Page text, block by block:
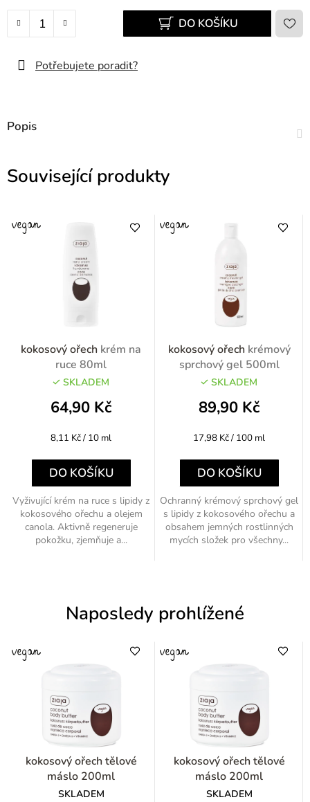
DO KOŠÍKU
Potřebujete poradit?
Popis
Související produkty
kokosový ořech krém na
ruce 80ml
SKLADEM
64,90 Kč
Měrná
8,11 Kč / 10 ml
DO KOŠÍKU
Vyživující krém na ruce s lipidy z
kokosového ořechu a olejem
canola. Aktivně regeneruje
pokožku, zjemňuje a...
kokosový ořech krémový
sprchový gel 500ml
SKLADEM
89,90 Kč
Měrná
17,98 Kč / 100 ml
DO KOŠÍKU
Ochranný krémový sprchový gel
s lipidy z kokosového ořechu a
obsahem jemných rostlinných
mycích složek pro všechny...
Naposledy prohlížené
kokosový ořech tělové
máslo 200ml
SKLADEM
kokosový ořech tělové
máslo 200ml
SKLADEM